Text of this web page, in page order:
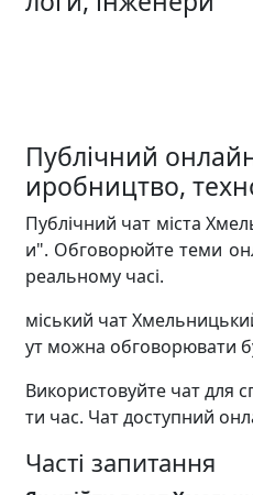
Публічний
иробництво,
Публічний чат міста
и". Обговорюйте теми
реальному часі.
міський чат
ут можна обговорювати
Використовуйте чат для
ти час. Чат доступний
Часті запитання